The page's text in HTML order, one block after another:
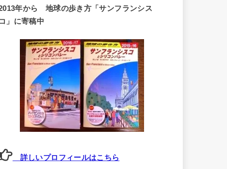
年から 地球の歩き方「サンフランシス
コ」に寄稿中
詳しいプロフィールはこちら